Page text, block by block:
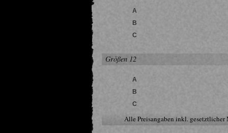
A
B
C
Größen 12
A
B
C
Alle Preisangaben inkl.